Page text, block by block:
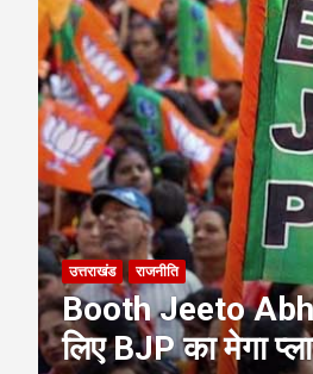
उत्तराखंड राजनीति
Booth Jeeto
लिए BJP का मेगा